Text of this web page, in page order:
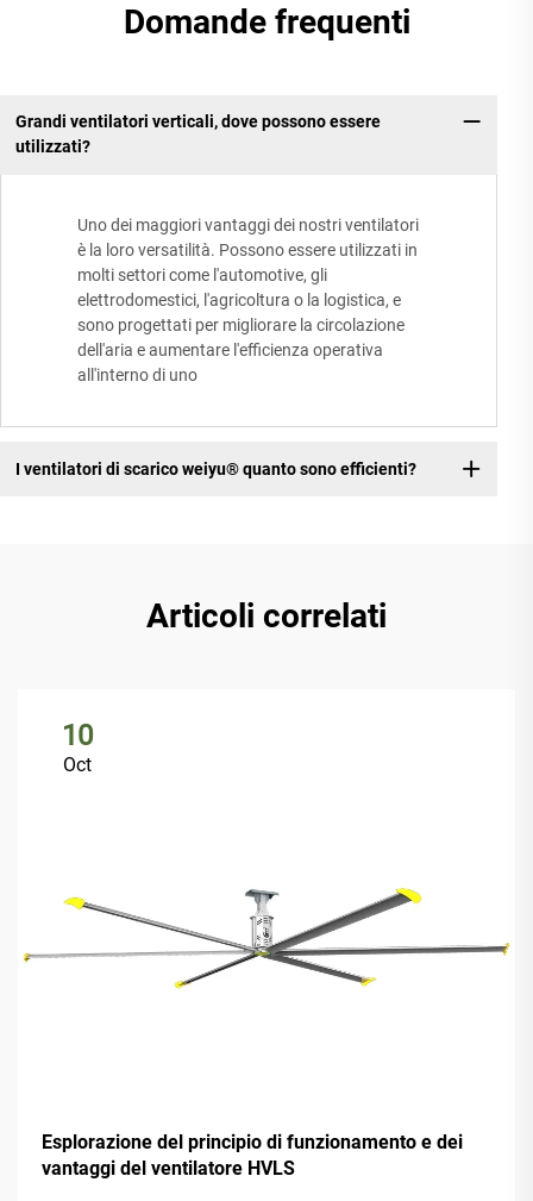
Domande frequenti
Grandi ventilatori verticali, dove possono essere
utilizzati?
Uno dei maggiori vantaggi dei nostri ventilatori
è la loro versatilità. Possono essere utilizzati in
molti settori come l'automotive, gli
elettrodomestici, l'agricoltura o la logistica, e
sono progettati per migliorare la circolazione
dell'aria e aumentare l'efficienza operativa
all'interno di uno
I ventilatori di scarico weiyu® quanto sono efficienti?
Articoli correlati
10
Oct
Esplorazione del principio di funzionamento e dei
vantaggi del ventilatore HVLS